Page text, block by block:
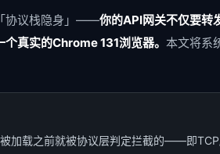
Layer 3 流量模式归一化层 (时序
Token Bucket限速器 + 高斯
Layer 5 WASM边缘计算沙箱 ·
协议栈隐身」——你的API网关不仅要转
真实的Chrome 131浏览器。 本文将系
加载之前就被协议层判定拦截的——即